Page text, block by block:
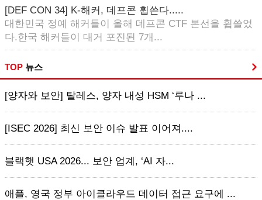
[DEF CON 34] K-해커, 데프콘 휩쓴다.....
대한민국 정예 해커들이 올해 데프콘 CTF 본선을 휩쓸었
다.한국 해커들이 대거 포진된 7개...
TOP 뉴스
[양자와 보안] 탈레스, 양자 내성 HSM ‘루나 ...
[ISEC 2026] 최신 보안 이슈 발표 이어져....
블랙햇 USA 2026... 보안 업계, ‘AI 자...
애플, 영국 정부 아이클라우드 데이터 접근 요구에 ...